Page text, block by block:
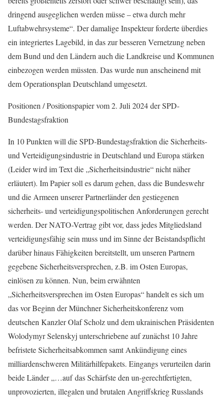
dringend ausgeglichen werden müsse – etwa durch mehr
Luftabwehrsysteme“. Der damalige Inspekteur forderte überdies
ein integriertes Lagebild, in das zur besseren Vernetzung neben
dem Bund und den Ländern auch die Landkreise und Kommunen
einbezogen werden müssten. Das wurde nun anscheinend mit
dem Operationsplan Deutschland umgesetzt.
Positionen / Positionspapier vom 2. Juli 2024 der SPD-
Bundestagsfraktion
In 10 Punkten will die SPD-Bundestagsfraktion die Sicherheits-
und Verteidigungsindustrie in Deutschland und Europa stärken
(Leider wird im Text die „Sicherheitsindustrie“ nicht näher
erläutert). Im Papier soll es darum gehen, dass die Bundeswehr
und die Armeen unserer Partnerländer den gestiegenen
sicherheits- und verteidigungspolitischen Anforderungen gerecht
werden. Der NATO-Vertrag gibt vor, dass jedes Mitgliedsland
verteidigungsfähig sein muss und im Sinne der Beistandspflicht
darüber hinaus Fähigkeiten bereitstellt, um unseren Partnern
gegebene Sicherheitsversprechen, z.B. im Osten Europas,
einlösen zu können. Nun, beim erwähnten
„Sicherheitsversprechen im Osten Europas“ handelt es sich um
das vor Beginn der Münchner Sicherheitskonferenz vom
deutschen Kanzler Olaf Scholz und dem ukrainischen Präsidenten
Wolodymyr Selenskyj unterschriebene auf zunächst 10 Jahre
befristete Sicherheitsabkommen samt Ankündigung eines
milliardenschweren Militärhilfepakets. Eingangs verurteilen darin
beide Länder „…auf das Schärfste den un-gerechtfertigten,
unprovozierten, illegalen und brutalen Angriffskrieg Russlands